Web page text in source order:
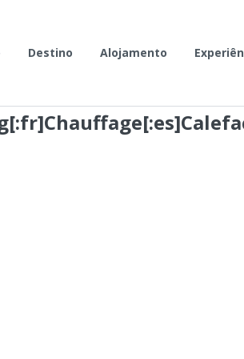
Destino Alojamento